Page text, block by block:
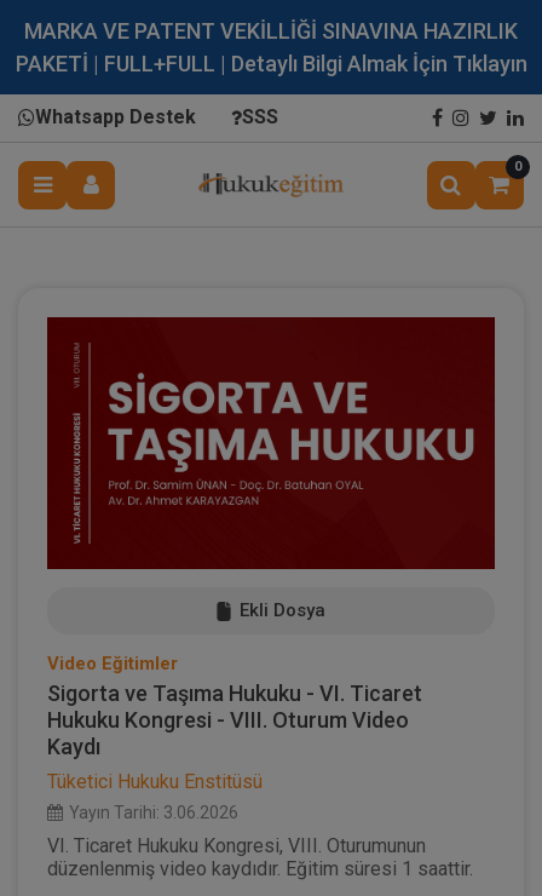
MARKA VE PATENT VEKİLLİĞİ SINAVINA HAZIRLIK
PAKETİ | FULL+FULL | Detaylı Bilgi Almak İçin Tıklayın
Whatsapp Destek SSS
0
Ekli Dosya
Video Eğitimler
Sigorta ve Taşıma Hukuku - VI. Ticaret
Hukuku Kongresi - VIII. Oturum Video
Kaydı
Tüketici Hukuku Enstitüsü
Yayın Tarihi: 3.06.2026
VI. Ticaret Hukuku Kongresi, VIII. Oturumunun
düzenlenmiş video kaydıdır. Eğitim süresi 1 saattir.